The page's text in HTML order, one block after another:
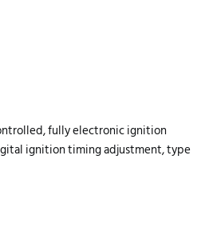
Bolt)
fully electronic ignition
ignition timing adjustment, type